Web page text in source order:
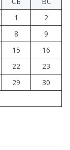
1
2
8
9
15
16
22
23
29
30